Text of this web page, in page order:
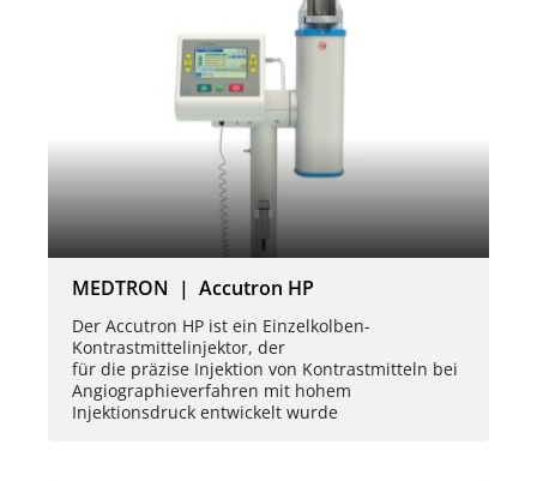
MEDTRON | Accutron HP
Der Accutron HP ist ein Einzelkolben-
Kontrastmittelinjektor, der
für die präzise Injektion von Kontrastmitteln bei
Angiographieverfahren mit hohem
Injektionsdruck entwickelt wurde